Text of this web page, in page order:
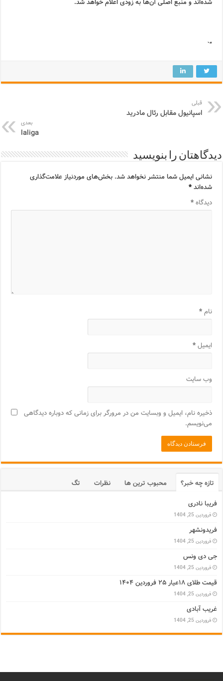
“`
قبلی
اسپانیول مقابل رئال مادرید
بعدی
laliga
دیدگاهتان را بنویسید
نشانی ایمیل شما منتشر نخواهد شد. بخش‌های موردنیاز علامت‌گذاری
شده‌اند*
دیدگاه*
نام*
ایمیل*
وب‌ سایت
ذخیره نام، ایمیل و وبسایت من در مرورگر برای زمانی که دوباره دیدگاهی
می‌نویسم.
تازه چه خبر؟ محبوب ترین ها نظرات
تگ
فریبا نادری
فروردین 25, 1404
فریدونشهر
فروردین 25, 1404
جی دی ونس
فروردین 25, 1404
قیمت طلای ۱۸عیار ۲۵ فروردین ۱۴۰۴
فروردین 25, 1404
غریب آبادی
فروردین 25, 1404